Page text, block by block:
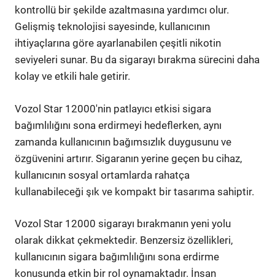
kontrollü bir şekilde azaltmasına yardımcı olur.
Gelişmiş teknolojisi sayesinde, kullanıcının
ihtiyaçlarına göre ayarlanabilen çeşitli nikotin
seviyeleri sunar. Bu da sigarayı bırakma sürecini daha
kolay ve etkili hale getirir.
Vozol Star 12000'nin patlayıcı etkisi sigara
bağımlılığını sona erdirmeyi hedeflerken, aynı
zamanda kullanıcının bağımsızlık duygusunu ve
özgüvenini artırır. Sigaranın yerine geçen bu cihaz,
kullanıcının sosyal ortamlarda rahatça
kullanabileceği şık ve kompakt bir tasarıma sahiptir.
Vozol Star 12000 sigarayı bırakmanın yeni yolu
olarak dikkat çekmektedir. Benzersiz özellikleri,
kullanıcının sigara bağımlılığını sona erdirme
konusunda etkin bir rol oynamaktadır. İnsan